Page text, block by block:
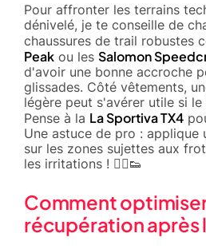
Pour affronter les terrains
dénivelé, je te conseille de
chaussures de trail robustes
Peak ou les Salomon
d'avoir une bonne accroche
glissades. Côté vêtements,
légère peut s'avérer utile si
Pense à la La Sportiva TX4
Une astuce de pro : applique
sur les zones sujettes aux
les irritations ! 🏃‍♂️👟
Comment
récupération après